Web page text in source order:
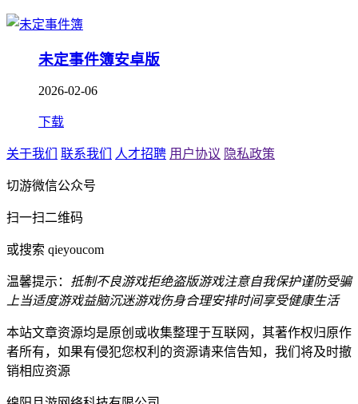
未定事件簿安卓版
2026-02-06
下载
关于我们 联系我们 人才招聘 用户协议 隐私政策
切游微信公众号
扫一扫二维码
或搜索 qieyoucom
温馨提示： 抵制不良游戏拒绝盗版游戏注意自我保护谨防受骗
上当适度游戏益脑沉迷游戏伤身合理安排时间享受健康生活
本站文章资源均是原创或收集整理于互联网，其著作权归原作
者所有，如果有侵犯您权利的资源请来信告知，我们将及时撤
销相应资源